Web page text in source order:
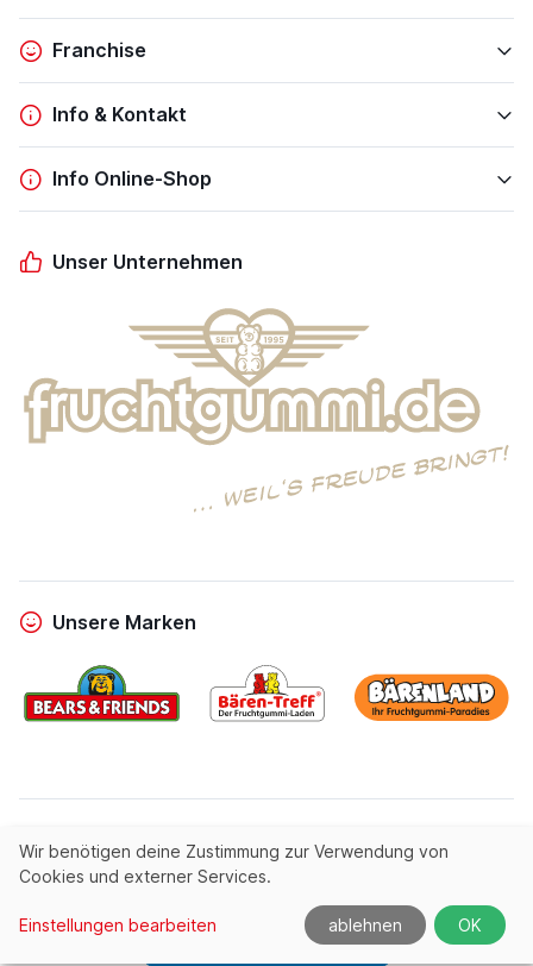
Franchise
Info & Kontakt
Info Online-Shop
Unser Unternehmen
Unsere Marken
© All rights reserved by
Produktnavigation
Wir benötigen deine Zustimmung zur Verwendung von
Cookies und externer Services.
Einstellungen bearbeiten ablehnen OK